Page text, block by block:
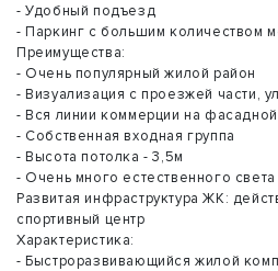
- Удобный подъезд
- Паркинг с большим количеством
Преимущества:
- Очень популярный жилой район
- Визуализация с проезжей части,
- Вся линии коммерции на
- Собственная входная группа
- Высота потолка - 3,5м
- Очень много естественного света
Развитая инфраструктура ЖК:
спортивный центр
Характеристика:
- Быстроразвивающийся жилой